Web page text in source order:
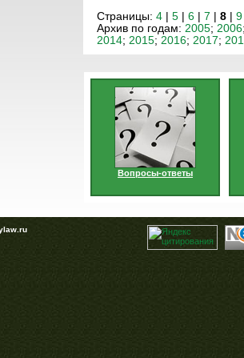
Страницы: 4| 5| 6| 7 8| 9
Архив по годам: 2005; 2006
2014; 2015; 2016; 2017;
Вопросы-ответы